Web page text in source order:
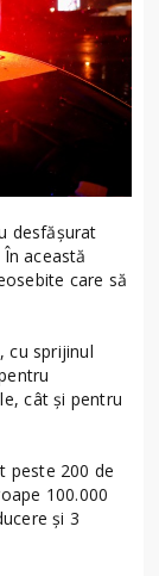
desfășurat
această
care să
cu sprijinul
cât și pentru
peste 200 de
100.000
și 3